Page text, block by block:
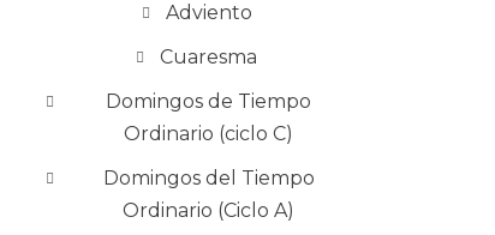
Adviento
Cuaresma
Domingos de Tiempo
Ordinario (ciclo C)
Domingos del Tiempo
Ordinario (Ciclo A)